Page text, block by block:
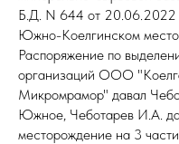
Б.Д. N 644 от 20.06.2022
Южно-Коелгинском
Распоряжение по
организаций ООО
Микромрамор" давал
Южное, Чеботарев И.А.
месторождение на 3